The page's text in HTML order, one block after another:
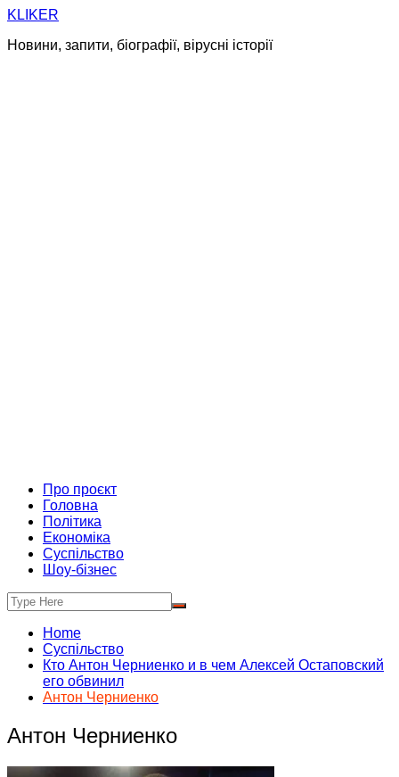
Skip
content
KLIKER
Новини, запити, біографії, вірусні історії
Про проєкт
Головна
Політика
Економіка
Суспільство
Шоу-бізнес
Home
Суспільство
Кто Антон Черниенко и в чем Алексей Остаповский
его обвинил
Антон Черниенко
Антон Черниенко